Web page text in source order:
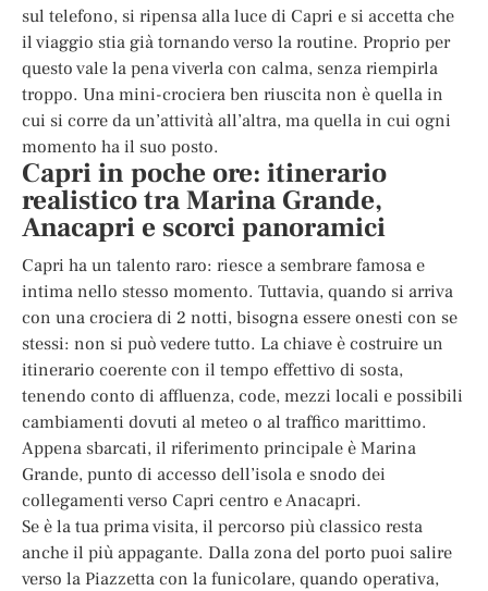
sul telefono, si ripensa alla luce di Capri e si accetta che
il viaggio stia già tornando verso la routine. Proprio per
questo vale la pena viverla con calma, senza riempirla
troppo. Una mini-crociera ben riuscita non è quella in
cui si corre da un’attività all’altra, ma quella in cui ogni
momento ha il suo posto.
Capri in poche ore: itinerario
realistico tra Marina Grande,
Anacapri e scorci panoramici
Capri ha un talento raro: riesce a sembrare famosa e
intima nello stesso momento. Tuttavia, quando si arriva
con una crociera di 2 notti, bisogna essere onesti con se
stessi: non si può vedere tutto. La chiave è costruire un
itinerario coerente con il tempo effettivo di sosta,
tenendo conto di affluenza, code, mezzi locali e possibili
cambiamenti dovuti al meteo o al traffico marittimo.
Appena sbarcati, il riferimento principale è Marina
Grande, punto di accesso dell’isola e snodo dei
collegamenti verso Capri centro e Anacapri.
Se è la tua prima visita, il percorso più classico resta
anche il più appagante. Dalla zona del porto puoi salire
verso la Piazzetta con la funicolare, quando operativa,